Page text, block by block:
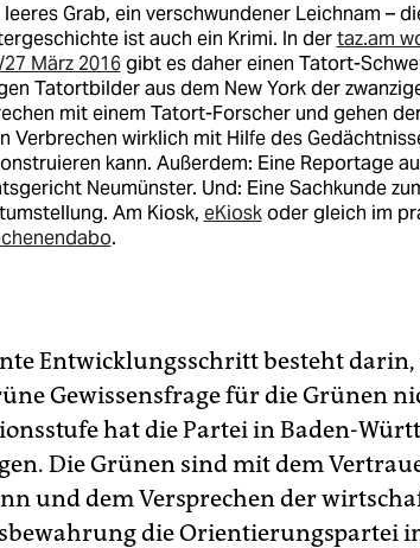
leeres Grab, ein verschwundener Leichnam –
ist auch ein Krimi. In dertaz.am
27 März 2016gibt es daher einen Tatort-
Tatortbilder aus dem New York der
mit einem Tatort-Forscher und gehen
Verbrechen wirklich mit Hilfe des
kann. Außerdem: Eine Reportage
Neumünster. Und: Eine Sachkunde
Am Kiosk, eKioskoder gleich im
.
Entwicklungsschritt besteht darin,
Gewissensfrage für die Grünen
hat die Partei in Baden-
Die Grünen sind mit dem
und dem Versprechen der
die Orientierungspartei